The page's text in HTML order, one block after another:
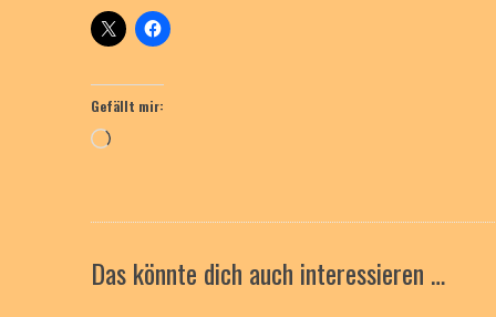
Gefällt mir:
Wird
Das könnte dich auch interessieren …